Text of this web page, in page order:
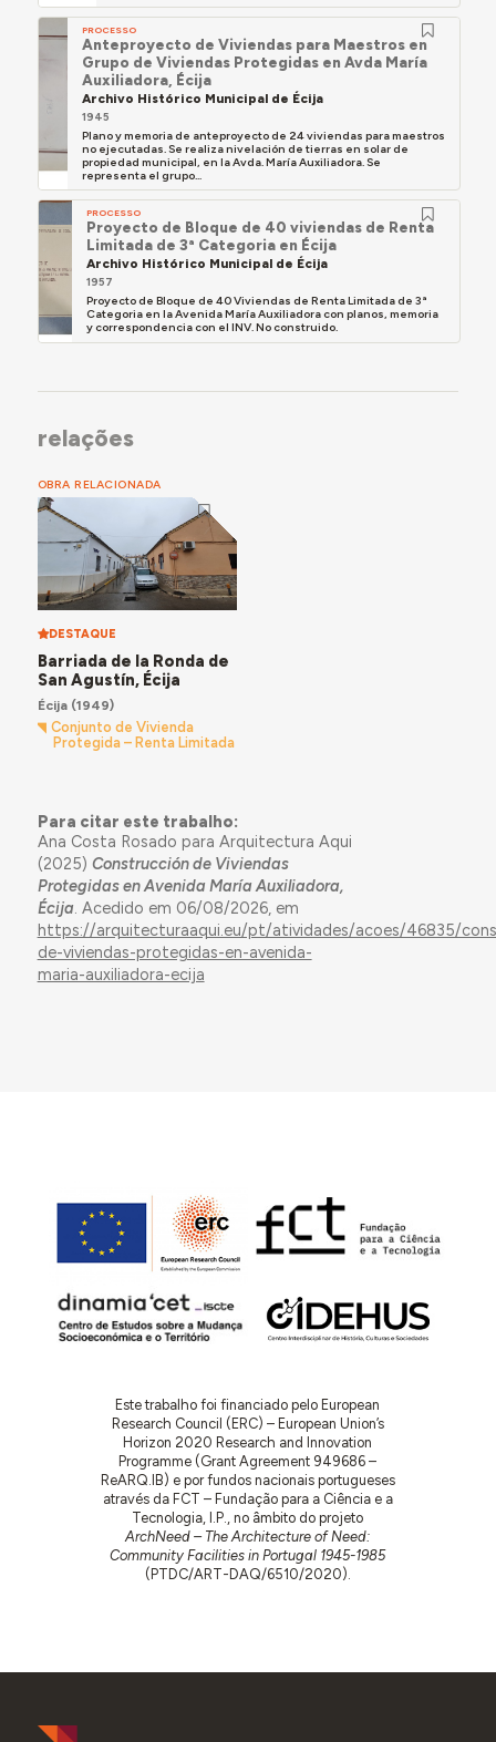
PROCESSO
Anteproyecto de Viviendas para Maestros en
Grupo de Viviendas Protegidas en Avda María
Auxiliadora, Écija
Archivo Histórico Municipal de Écija
1945
Plano y memoria de anteproyecto de 24 viviendas para maestros
no ejecutadas. Se realiza nivelación de tierras en solar de
propiedad municipal, en la Avda. María Auxiliadora. Se
representa el grupo...
PROCESSO
Proyecto de Bloque de 40 viviendas de Renta
Limitada de 3ª Categoria en Écija
Archivo Histórico Municipal de Écija
1957
Proyecto de Bloque de 40 Viviendas de Renta Limitada de 3ª
Categoria en la Avenida María Auxiliadora con planos, memoria
y correspondencia con el INV. No construido.
relações
OBRA RELACIONADA
DESTAQUE
Barriada de la Ronda de
San Agustín, Écija
Écija(1949)
Conjunto de Vivienda
Protegida – Renta Limitada
Para citar este trabalho:
Ana Costa Rosado para Arquitectura Aqui
(2025) Construcción de Viviendas
Protegidas en Avenida María Auxiliadora,
Écija. Acedido em 06/08/2026, em
https://arquitecturaaqui.eu/pt/atividades/acoes/46835/
de-viviendas-protegidas-en-avenida-
maria-auxiliadora-ecija
Este trabalho foi financiado pelo European
Research Council (ERC) – European Union’s
Horizon 2020 Research and Innovation
Programme (Grant Agreement 949686 –
ReARQ.IB) e por fundos nacionais portugueses
através da FCT – Fundação para a Ciência e a
Tecnologia, I.P., no âmbito do projeto
ArchNeed – The Architecture of Need:
Community Facilities in Portugal 1945-1985
(PTDC/ART-DAQ/6510/2020).